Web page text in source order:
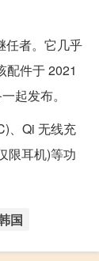
任者。它几乎
配件于 2021
起发布。
、Qi 无线充
限耳机)等功
国